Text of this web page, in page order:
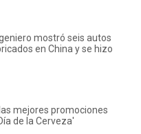
mostró seis autos
en China y se hizo
mejores promociones
de la Cerveza'